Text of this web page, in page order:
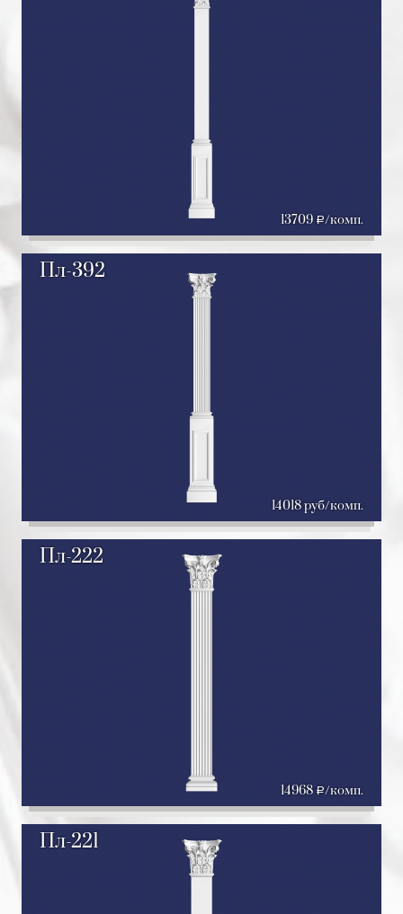
13709 a/комп.
Пл-392
14018 руб/комп.
Пл-222
14968 a/комп.
Пл-221